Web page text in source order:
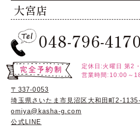
大宮店
048-796-4170
定休日:火曜日 第2
営業時間:10:00～
〒337-0053
埼玉県さいたま市見沼区大和田町2-
omiya@kasha-g.com
公式LINE